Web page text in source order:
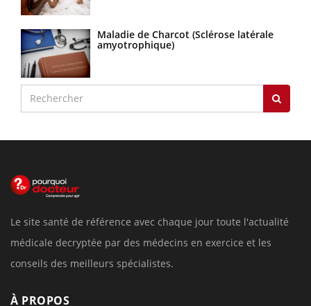
Maladie de Charcot (Sclérose latérale
amyotrophique)
Le site santé de référence avec chaque jour toute l'actualité
médicale decryptée par des médecins en exercice et les
conseils des meilleurs spécialistes.
À PROPOS